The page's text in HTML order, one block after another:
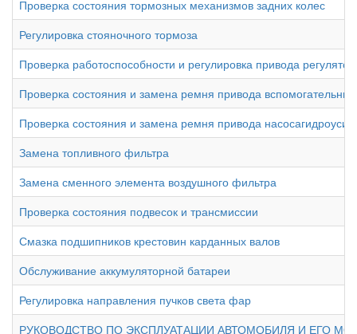
Проверка состояния тормозных механизмов задних колес
Регулировка стояночного тормоза
Проверка работоспособности и регулировка привода
Проверка состояния и замена ремня привода
Проверка состояния и замена ремня привода
Замена топливного фильтра
Замена сменного элемента воздушного фильтра
Проверка состояния подвесок и трансмиссии
Смазка подшипников крестовин карданных валов
Обслуживание аккумуляторной батареи
Регулировка направления пучков света фар
РУКОВОДСТВО ПО ЭКСПЛУАТАЦИИ АВТОМОБИЛЯ И ЕГО